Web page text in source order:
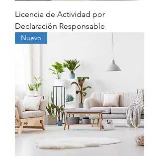
Licencia de Actividad por
Declaración Responsable
Nuevo